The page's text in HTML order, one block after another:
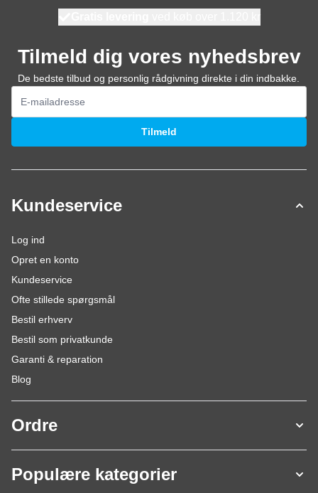
Tilmeld dig vores nyhedsbrev
De bedste tilbud og personlig rådgivning direkte i din indbakke.
E-mail adresse
Tilmeld
Kundeservice
Log ind
Opret en konto
Kundeservice
Ofte stillede spørgsmål
Bestil erhverv
Bestil som privatkunde
Garanti & reparation
Blog
Ordre
Populære kategorier